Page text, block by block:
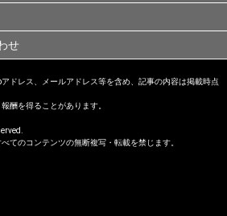
せ
ドレス、メールアドレス等を含め、記事の内容は掲載時点
酬を得ることがあります。
てのコンテンツの無断複写・転載を禁じます。